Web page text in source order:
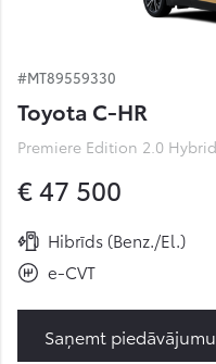
#MT89559330
Toyota C-HR
€ 47 500
Hibrīds (Benz./El.)
e-CVT
Saņemt piedāvājumu